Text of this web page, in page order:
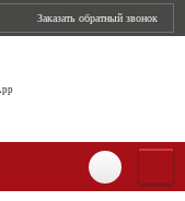
Заказать обратный звонок